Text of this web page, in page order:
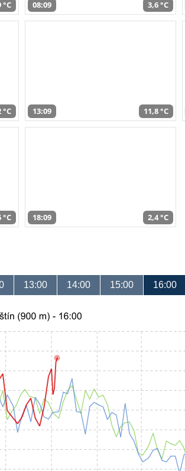
°C 08:09 3,6 °C
°C 13:09 11,8 °C
°C 18:09 2,4 °C
13:00 14:00 15:00 16:00